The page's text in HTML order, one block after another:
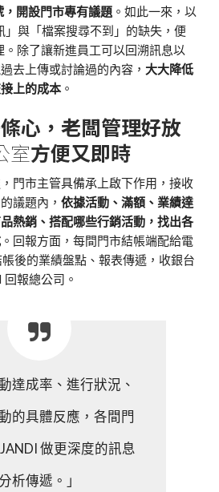
，開設門市專有議題 。如此一來，以
」與「檔案搜尋不到」的缺失，便
。除了讓新進員工可以回溯訊息以
去上傳或討論過的內容， 大大降低
上的成本 。
心，老闆管理好放
室方便又即時
門市主管具備承上啟下作用，接收
議題內，依據活動、滿額、業績達
熱銷、搭配哪些行銷活動，找出各
。回報方面，每間門市結帳端配給電
後的業績盤點、報表傳遞，收銀台
報總公司。
達成率、進行狀況、
的具體反應，各間門
做更深度的訊息
析傳遞。」